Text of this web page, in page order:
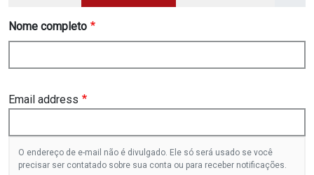
Nome completo
Email address
O endereço de e-mail não é divulgado. Ele só será usado se você
precisar ser contatado sobre sua conta ou para receber notificações.